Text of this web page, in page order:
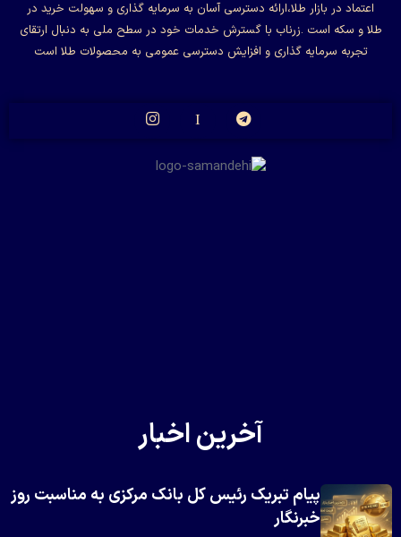
اعتماد در بازار طلا،ارائه دسترسی آسان به سرمایه گذاری و سهولت خرید در
طلا و سکه است .زرناب با گسترش خدمات خود در سطح ملی به دنبال ارتقای
تجربه سرمایه گذاری و افزایش دسترسی عمومی به محصولات طلا است
آخرین اخبار
پیام تبریک رئیس کل بانک مرکزی به مناسبت روز
خبرنگار